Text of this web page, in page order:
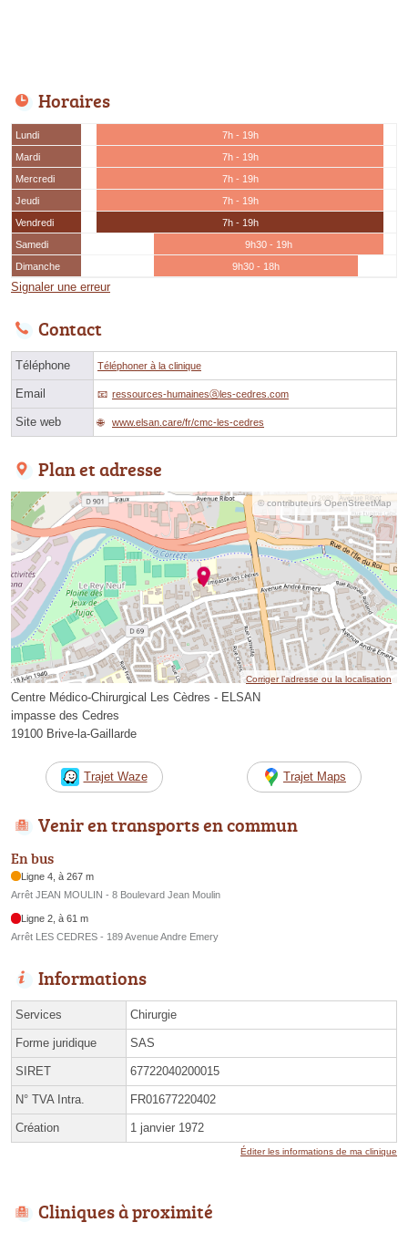
Horaires
Lundi
7h - 19h
Mardi
7h - 19h
Mercredi
7h - 19h
Jeudi
7h - 19h
Vendredi
7h - 19h
Samedi
9h30 - 19h
Dimanche
9h30 - 18h
Signaler une erreur
Contact
Téléphone Téléphoner à la clinique
Email ressources-humainesⓐles-cedres.com
Site web www.elsan.care/fr/cmc-les-cedres
Plan et adresse
© contributeurs OpenStreetMap
Corriger l’adresse ou la localisation
Centre Médico-Chirurgical Les Cèdres - ELSAN
impasse des Cedres
19100 Brive-la-Gaillarde
Trajet Waze Trajet Maps
Venir en transports en commun
En bus
Ligne 4, à 267 m
Arrêt JEAN MOULIN - 8 Boulevard Jean Moulin
Ligne 2, à 61 m
Arrêt LES CEDRES - 189 Avenue Andre Emery
Informations
Services Chirurgie
Forme juridique SAS
SIRET 67722040200015
N° TVA Intra. FR01677220402
Création 1 janvier 1972
Éditer les informations de ma clinique
Cliniques à proximité